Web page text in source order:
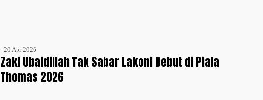
- 20 Apr 2026
Zaki Ubaidillah Tak Sabar Lakoni Debut di Piala
Thomas 2026